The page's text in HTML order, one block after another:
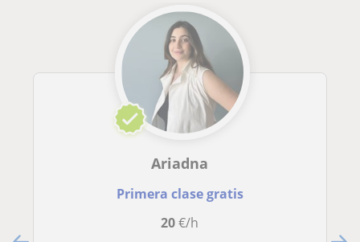
Ariadna
Primera clase gratis
20€/h